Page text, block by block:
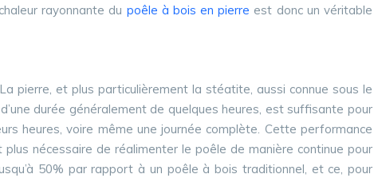
rayonnante du poêle à bois en pierre est donc un véritable
pierre, et plus particulièrement la stéatite, aussi connue sous le
durée généralement de quelques heures, est suffisante pour
heures, voire même une journée complète. Cette performance
nécessaire de réalimenter le poêle de manière continue pour
50% par rapport à un poêle à bois traditionnel, et ce, pour